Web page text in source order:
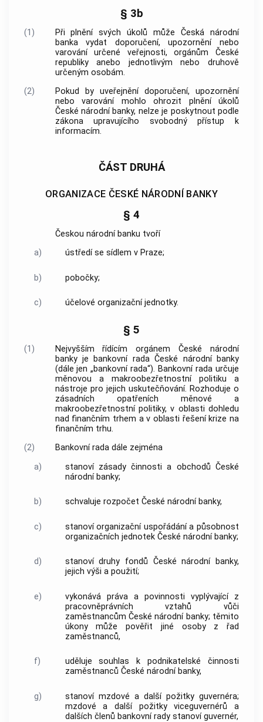
§ 3b
(1) Při plnění svých úkolů můžeČeská národní
bankavydat doporučení, upozornění nebo
varování určené veřejnosti, orgánům České
republiky anebo jednotlivým nebo druhově
určeným osobám.
(2)
Pokud by uveřejnění doporučení, upozornění
nebo varování mohlo ohrozit plnění úkolů
České národní banky, nelze je poskytnout podle
zákona upravujícího svobodný přístup k
informacím.
ČÁST DRUHÁ
ORGANIZACE ČESKÉ NÁRODNÍ BANKY
§ 4
Českou národní banku tvoří
a)
ústředí se sídlem v Praze;
b) pobočky;
c) účelové organizační jednotky.
§ 5
(1) Nejvyšším řídícím orgánemČeské národní
bankyje bankovní radaČeské národní banky
(dále jen „bankovní rada“). Bankovní rada určuje
měnovou a makroobezřetnostní politiku a
nástroje pro jejich uskutečňování. Rozhoduje o
zásadních opatřeních měnové a
makroobezřetnostní politiky, v oblasti dohledu
nad finančním trhem a v oblasti řešení krize na
finančním trhu.
(2)
Bankovní rada dále zejména
a)
stanoví zásady činnosti a obchodů České
národní banky;
b) schvaluje rozpočet České národní banky,
c)
stanoví organizační uspořádání a působnost
organizačních jednotek České národní banky;
d) stanoví druhy fondů České národní banky,
jejich výši a použití;
e)
vykonává práva a povinnosti vyplývající z
pracovněprávních vztahů vůči
zaměstnancům České národní banky; těmito
úkony může pověřit jiné osoby z řad
zaměstnanců,
f)
uděluje souhlas k podnikatelské činnosti
zaměstnanců České národní banky,
g)
stanoví mzdové a další požitky guvernéra;
mzdové a další požitky viceguvernérů a
dalších členů bankovní rady stanoví guvernér,